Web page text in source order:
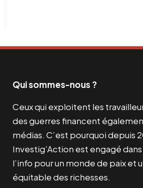
Qui sommes-nous ?
Ceux qui exploitent les
des guerres financent
médias. C’est pourquoi depuis
Investig’Action est engagé
l’info pour un monde de paix et
équitable des richesses.